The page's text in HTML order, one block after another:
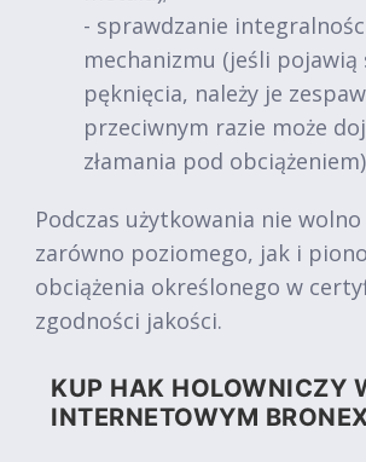
- sprawdzanie
mechanizmu (jeśli pojawią
pęknięcia, należy je
przeciwnym razie może
złamania pod
Podczas użytkowania nie
zarówno poziomego, jak i
obciążenia określonego w
zgodności jakości.
KUP HAK HOLOWNICZY
INTERNETOWYM